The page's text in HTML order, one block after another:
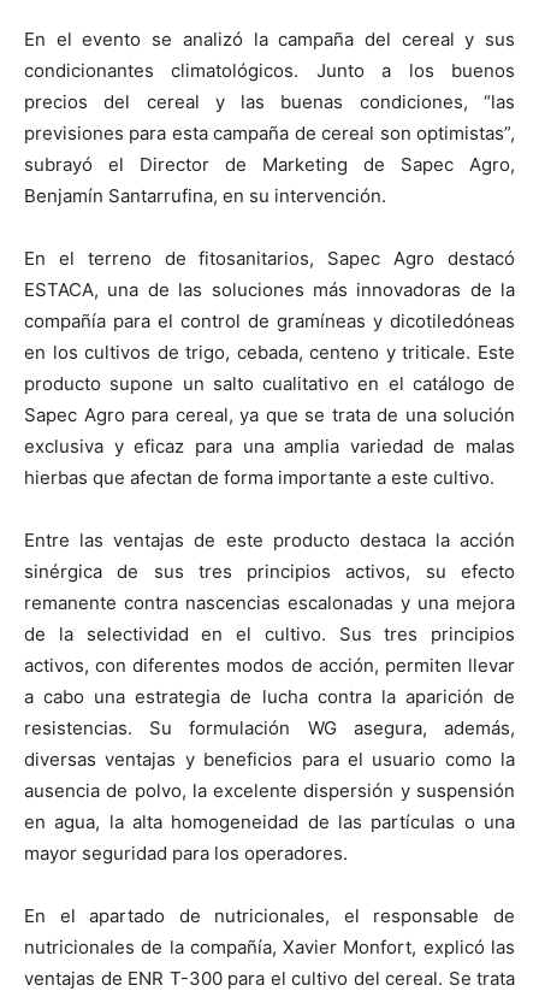
En el evento se analizó la campaña del cereal y sus
condicionantes climatológicos. Junto a los buenos
precios del cereal y las buenas condiciones, “las
previsiones para esta campaña de cereal son optimistas”,
subrayó el Director de Marketing de Sapec Agro,
Benjamín Santarrufina, en su intervención.
En el terreno de fitosanitarios, Sapec Agro destacó
ESTACA, una de las soluciones más innovadoras de la
compañía para el control de gramíneas y dicotiledóneas
en los cultivos de trigo, cebada, centeno y triticale. Este
producto supone un salto cualitativo en el catálogo de
Sapec Agro para cereal, ya que se trata de una solución
exclusiva y eficaz para una amplia variedad de malas
hierbas que afectan de forma importante a este cultivo.
Entre las ventajas de este producto destaca la acción
sinérgica de sus tres principios activos, su efecto
remanente contra nascencias escalonadas y una mejora
de la selectividad en el cultivo. Sus tres principios
activos, con diferentes modos de acción, permiten llevar
a cabo una estrategia de lucha contra la aparición de
resistencias. Su formulación WG asegura, además,
diversas ventajas y beneficios para el usuario como la
ausencia de polvo, la excelente dispersión y suspensión
en agua, la alta homogeneidad de las partículas o una
mayor seguridad para los operadores.
En el apartado de nutricionales, el responsable de
nutricionales de la compañía, Xavier Monfort, explicó las
ventajas de ENR T-300 para el cultivo del cereal. Se trata